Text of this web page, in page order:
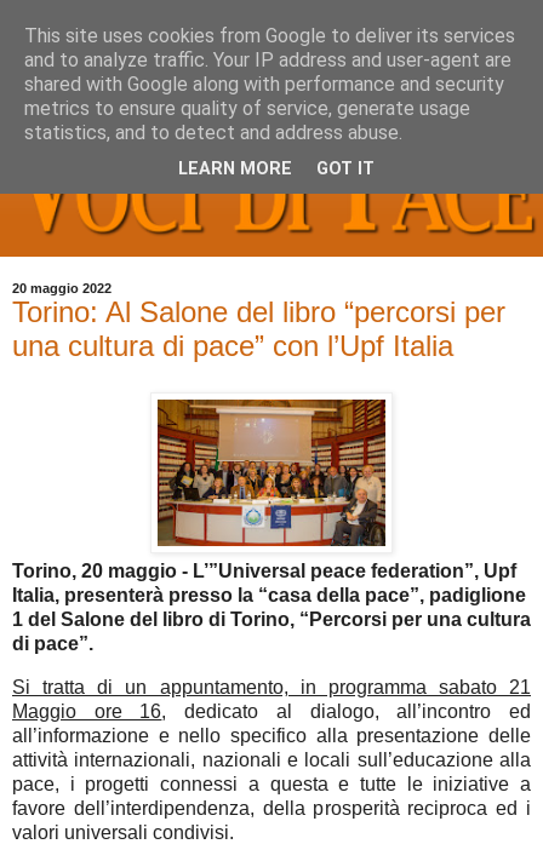
20 maggio 2022
Torino: Al Salone del libro “percorsi per
una cultura di pace” con l’Upf Italia
Torino, 20 maggio - L’”Universal peace federation”, Upf
Italia, presenterà presso la “casa della pace”, padiglione
1 del Salone del libro di Torino, “Percorsi per una cultura
di pace”.
Si tratta di un appuntamento, in programma sabato 21
Maggio ore 16, dedicato al dialogo, all’incontro ed
all’informazione e nello specifico alla presentazione delle
attività internazionali, nazionali e locali sull’educazione alla
pace, i progetti connessi a questa e tutte le iniziative a
favore dell’interdipendenza, della prosperità reciproca ed i
valori universali condivisi.
This site uses cookies from Google to deliver its services
and to analyze traffic. Your IP address and user-agent are
shared with Google along with performance and security
metrics to ensure quality of service, generate usage
statistics, and to detect and address abuse.
LEARN MORE GOT IT